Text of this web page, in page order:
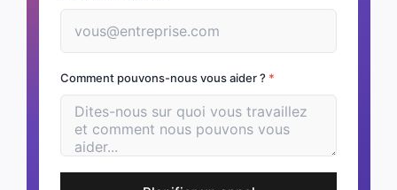
Comment pouvons-nous vous aider ? *